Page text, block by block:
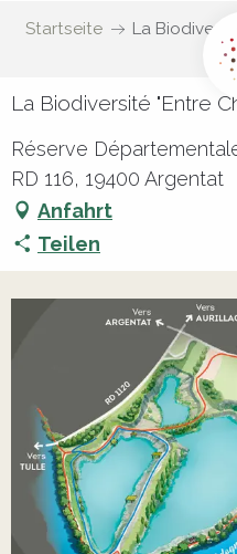
Startseite La
La Biodiversité "Entre
Réserve
RD 116, 19400 Argentat
Anfahrt
Teilen